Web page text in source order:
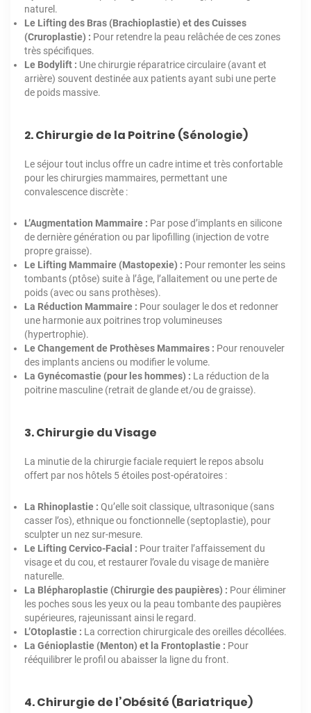
naturel.
Le Lifting des Bras (Brachioplastie) et des Cuisses
(Cruroplastie) : Pour retendre la peau relâchée de ces zones
très spécifiques.
Le Bodylift : Une chirurgie réparatrice circulaire (avant et
arrière) souvent destinée aux patients ayant subi une perte
de poids massive.
2. Chirurgie de la Poitrine (Sénologie)
Le séjour tout inclus offre un cadre intime et très confortable
pour les chirurgies mammaires, permettant une
convalescence discrète :
L’Augmentation Mammaire : Par pose d’implants en silicone
de dernière génération ou par lipofilling (injection de votre
propre graisse).
Le Lifting Mammaire (Mastopexie) : Pour remonter les seins
tombants (ptôse) suite à l’âge, l’allaitement ou une perte de
poids (avec ou sans prothèses).
La Réduction Mammaire : Pour soulager le dos et redonner
une harmonie aux poitrines trop volumineuses
(hypertrophie).
Le Changement de Prothèses Mammaires : Pour renouveler
des implants anciens ou modifier le volume.
La Gynécomastie (pour les hommes) : La réduction de la
poitrine masculine (retrait de glande et/ou de graisse).
3. Chirurgie du Visage
La minutie de la chirurgie faciale requiert le repos absolu
offert par nos hôtels 5 étoiles post-opératoires :
La Rhinoplastie : Qu’elle soit classique, ultrasonique (sans
casser l’os), ethnique ou fonctionnelle (septoplastie), pour
sculpter un nez sur-mesure.
Le Lifting Cervico-Facial : Pour traiter l’affaissement du
visage et du cou, et restaurer l’ovale du visage de manière
naturelle.
La Blépharoplastie (Chirurgie des paupières) : Pour éliminer
les poches sous les yeux ou la peau tombante des paupières
supérieures, rajeunissant ainsi le regard.
L’Otoplastie : La correction chirurgicale des oreilles décollées.
La Génioplastie (Menton) et la Frontoplastie : Pour
rééquilibrer le profil ou abaisser la ligne du front.
4. Chirurgie de l’Obésité (Bariatrique)